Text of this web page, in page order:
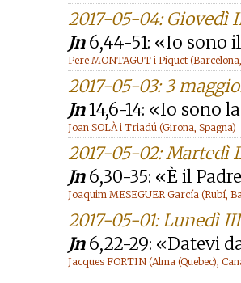
2017-05-04: Giovedì
Jn6,44-51: «Io sono
Pere MONTAGUT i Piquet
2017-05-03: 3
Jn14,6-14: «Io sono
Joan SOLÀ i Triadú (Girona, Spagna)
2017-05-02: Martedì
Jn6,30-35: «È il
Joaquim MESEGUER García (Rubí,
2017-05-01: Lunedì
Jn6,22-29: «Datevi
Jacques FORTIN (Alma (Quebec),